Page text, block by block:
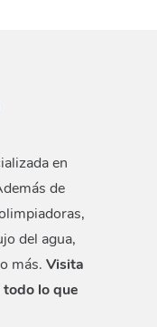
en
de
del agua,
más. Visita
lo que